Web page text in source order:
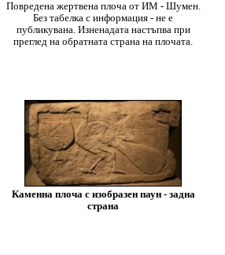
Повредена жертвена плоча от ИМ - Шумен.
Без табелка с информация - не е
публикувана. Изненадата настъпва при
преглед на обратната страна на плочата.
Каменна плоча с изобразен паун - задна
страна